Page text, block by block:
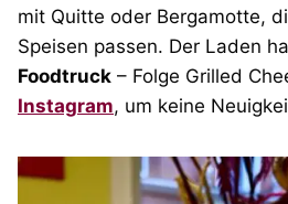
mit Quitte oder Bergamotte,
Speisen passen. Der Laden
Foodtruck – Folge Grilled
Instagram, um keine